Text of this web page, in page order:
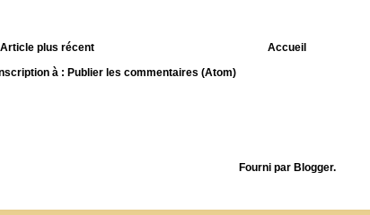
Article plus récent
Accueil
à : Publier les commentaires (Atom)
Fourni par Blogger.